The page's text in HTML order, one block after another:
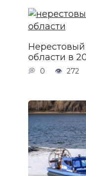
Нерестовый
области в
0 272